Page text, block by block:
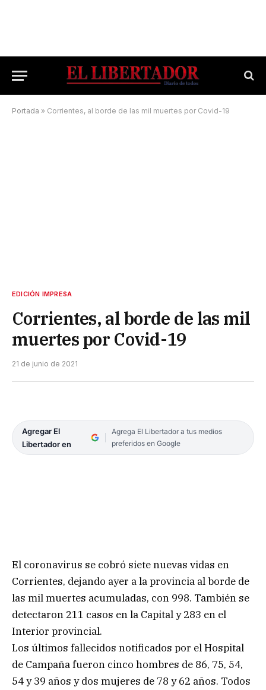
Portada » Corrientes, al borde de las mil muertes por Covid-19
EDICIÓN IMPRESA
Corrientes, al borde de las mil
muertes por Covid-19
21 de junio de 2021
Agregar El
Libertador en
Agrega El Libertador a tus medios
preferidos en Google
El coronavirus se cobró siete nuevas vidas en
Corrientes, dejando ayer a la provincia al borde de
las mil muertes acumuladas, con 998. También se
detectaron 211 casos en la Capital y 283 en el
Interior provincial.
Los últimos fallecidos notificados por el Hospital
de Campaña fueron cinco hombres de 86, 75, 54,
54 y 39 años y dos mujeres de 78 y 62 años. Todos